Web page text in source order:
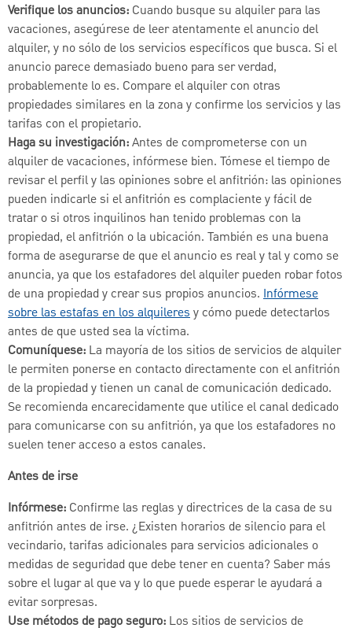
Verifique los anuncios: Cuando busque su alquiler para las
vacaciones, asegúrese de leer atentamente el anuncio del
alquiler, y no sólo de los servicios específicos que busca. Si el
anuncio parece demasiado bueno para ser verdad,
probablemente lo es. Compare el alquiler con otras
propiedades similares en la zona y confirme los servicios y las
tarifas con el propietario.
Haga su investigación:Antes de comprometerse con un
alquiler de vacaciones, infórmese bien. Tómese el tiempo de
revisar el perfil y las opiniones sobre el anfitrión: las opiniones
pueden indicarle si el anfitrión es complaciente y fácil de
tratar o si otros inquilinos han tenido problemas con la
propiedad, el anfitrión o la ubicación. También es una buena
forma de asegurarse de que el anuncio es real y tal y como se
anuncia, ya que los estafadores del alquiler pueden robar fotos
de una propiedad y crear sus propios anuncios. Infórmese
sobre las estafas en los alquileresy cómo puede detectarlos
antes de que usted sea la víctima.
Comuníquese: La mayoría de los sitios de servicios de alquiler
le permiten ponerse en contacto directamente con el anfitrión
de la propiedad y tienen un canal de comunicación dedicado.
Se recomienda encarecidamente que utilice el canal dedicado
para comunicarse con su anfitrión, ya que los estafadores no
suelen tener acceso a estos canales.
Antes de irse
Infórmese: Confirme las reglas y directrices de la casa de su
anfitrión antes de irse. ¿Existen horarios de silencio para el
vecindario, tarifas adicionales para servicios adicionales o
medidas de seguridad que debe tener en cuenta? Saber más
sobre el lugar al que va y lo que puede esperar le ayudará a
evitar sorpresas.
Use métodos de pago seguro: Los sitios de servicios de